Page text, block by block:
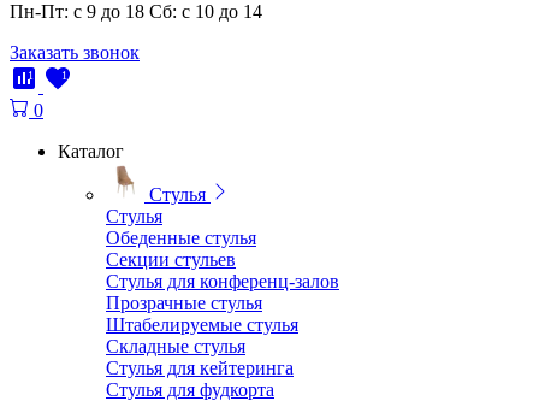
Пн-Пт: с 9 до 18 Cб: с 10 до 14
Заказать звонок
1 1
0
Каталог
Стулья
Стулья
Обеденные стулья
Секции стульев
Стулья для конференц-залов
Прозрачные стулья
Штабелируемые стулья
Складные стулья
Стулья для кейтеринга
Стулья для фудкорта